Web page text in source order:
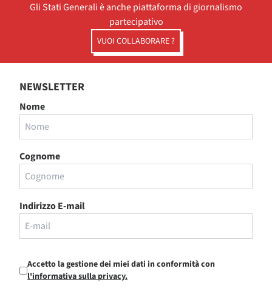
Gli Stati Generali è anche piattaforma di giornalismo
partecipativo
VUOI COLLABORARE ?
NEWSLETTER
Nome
Cognome
Indirizzo E-mail
Accetto la gestione dei miei dati in conformità con
l'informativa sulla privacy.